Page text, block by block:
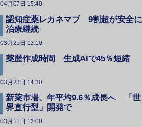
04月07日 15:40
認知症薬レカネマブ 9割超が安全に
治療継続
03月25日 12:10
薬歴作成時間 生成AIで45％短縮
03月23日 14:30
新薬市場、年平均9.6％成長へ 「世
界直行型」開発で
03月11日 12:00